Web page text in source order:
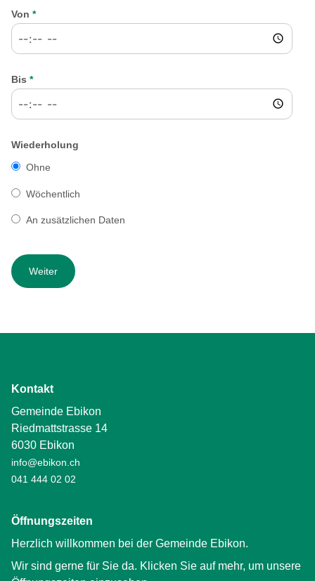
Von *
Bis *
Wiederholung
Ohne
Wöchentlich
An zusätzlichen Daten
Kontakt
Gemeinde Ebikon
Riedmattstrasse 14
6030 Ebikon
info@ebikon.ch
041 444 02 02
Öffnungszeiten
Herzlich willkommen bei der Gemeinde Ebikon.
Wir sind gerne für Sie da. Klicken Sie auf mehr, um unsere